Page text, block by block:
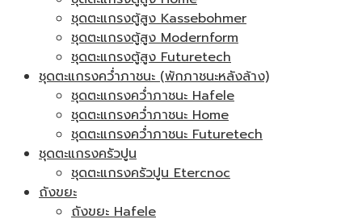
ชุดตะแกรงตู้สูง Kassebohmer
ชุดตะแกรงตู้สูง Modernform
ชุดตะแกรงตู้สูง Futuretech
ชุดตะแกรงคว่ำภาชนะ (พักภาชนะหลังล้าง)
ชุดตะแกรงคว่ำภาชนะ Hafele
ชุดตะแกรงคว่ำภาชนะ Home
ชุดตะแกรงคว่ำภาชนะ Futuretech
ชุดตะแกรงครัวปูน
ชุดตะแกรงครัวปูน Etercnoc
ถังขยะ
ถังขยะ Hafele